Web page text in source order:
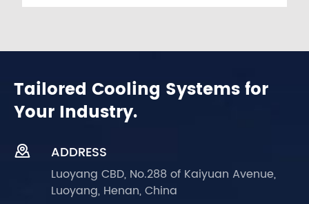
Tailored Cooling Systems for
Your Industry.
 ADDRESS
Luoyang CBD, No.288 of Kaiyuan Avenue,
Luoyang, Henan, China